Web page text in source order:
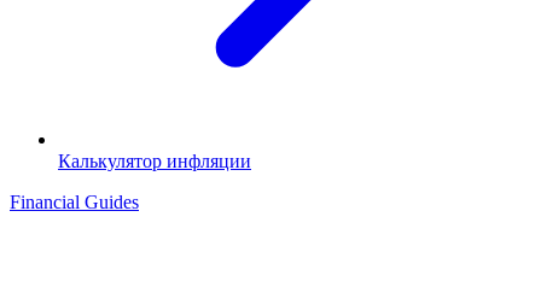
Калькулятор инфляции
Financial Guides